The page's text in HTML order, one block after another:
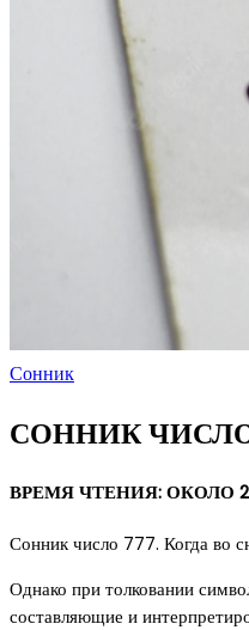
Сонник
СОННИК ЧИСЛО
ВРЕМЯ ЧТЕНИЯ: ОКОЛО
Сонник число 777. Когда во
Однако при толковании
составляющие и